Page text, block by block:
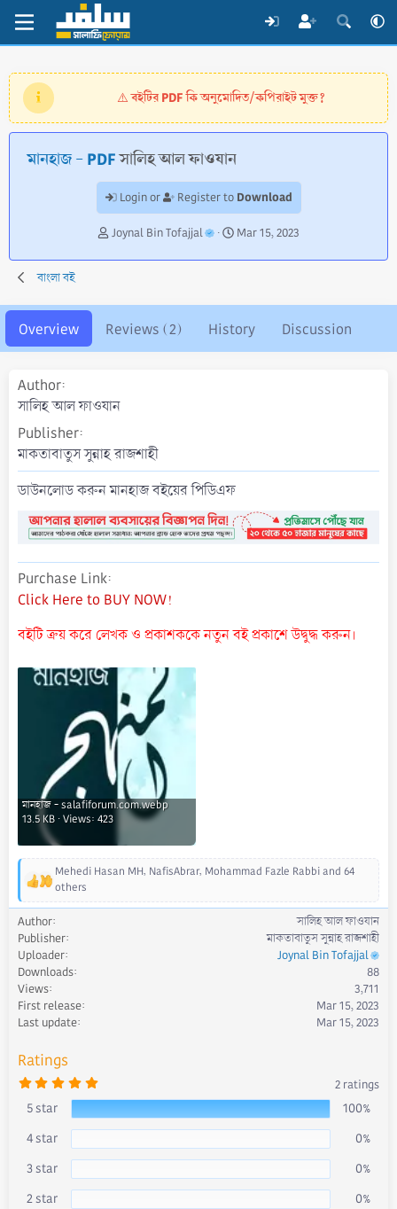
⚠️বইটির PDF কি অনুমোদিত/কপিরাইট মুক্ত?
মানহাজ - PDFসালিহ আল ফাওযান
Login or Register to Download
A
t
Joynal Bin Tofajjal
C
e
o
n
Mar 15, 2023
বাংলা বই
Overview Reviews (2) History Discussion
Author
সালিহ আল ফাওযান
Publisher
মাকতাবাতুস সুন্নাহ রাজশাহী
ডাউনলোড করুন মানহাজ বইয়ের পিডিএফ
Purchase Link
Click Here to BUY NOW!
বইটি ক্রয় করে লেখক ও প্রকাশককে নতুন বই প্রকাশে উদ্বুদ্ধ করুন।
মানহাজ - salafiforum.com.webp
13.5 KB · Views: 423
R
e
a
c
t
i
o
n
s
:
Mehedi Hasan MH, NafisAbrar, Mohammad Fazle Rabbiand 64
others
Author
সালিহ আল ফাওযান
Publisher
মাকতাবাতুস সুন্নাহ রাজশাহী
Uploader
Joynal Bin Tofajjal
Downloads
88
Views
3,711
First release
Mar 15, 2023
Last update
Mar 15, 2023
Ratings
5
0
0
s
a
r
2 ratings
5 star
100%
4 star
0%
3 star
0%
2 star
0%